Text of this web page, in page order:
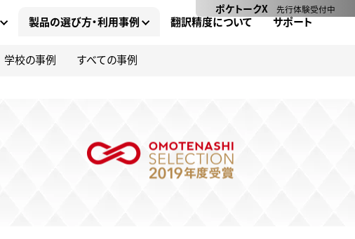
製品の選び方・利用事例
学校の事例 すべての事例
翻訳精度について サポート
ポケトークX 先行体験受付中